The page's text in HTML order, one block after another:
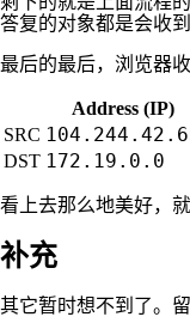
答复的对象都是会收到
最后的最后，浏览器
Address (IP)
SRC
DST 172.19.0.0
看上去那么地美好，
补充
其它暂时想不到了。留